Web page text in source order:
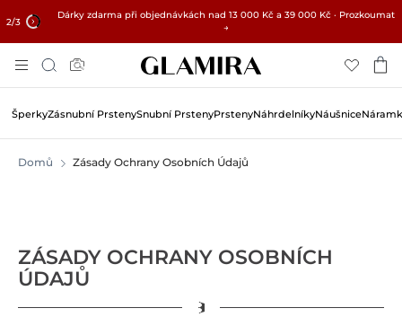
2/3 15% na všechny objednávky →
Dárky zdarma při objednávkách nad 13 000 Kč a 39 000 Kč · Prozkoumat
→
✓ 60denní vrácení ✓ Zdarma úprava velikosti
Na
Obsah
Hledat
ŠperkyZásnubní PrstenySnubní PrstenyPrstenyNáhrdelníkyNáušnice
Domů Zásady Ochrany Osobních Údajů
ZÁSADY OCHRANY OSOBNÍCH
ÚDAJŮ